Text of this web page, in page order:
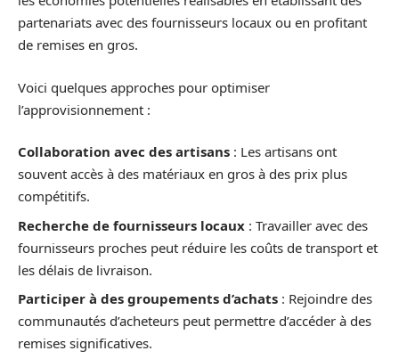
partenariats avec des fournisseurs locaux ou en profitant
de remises en gros.
Voici quelques approches pour optimiser
l’approvisionnement :
Collaboration avec des artisans : Les artisans ont
souvent accès à des matériaux en gros à des prix plus
compétitifs.
Recherche de fournisseurs locaux : Travailler avec des
fournisseurs proches peut réduire les coûts de transport et
les délais de livraison.
Participer à des groupements d’achats : Rejoindre des
communautés d’acheteurs peut permettre d’accéder à des
remises significatives.